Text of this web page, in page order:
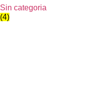
Sin categoria
(4)